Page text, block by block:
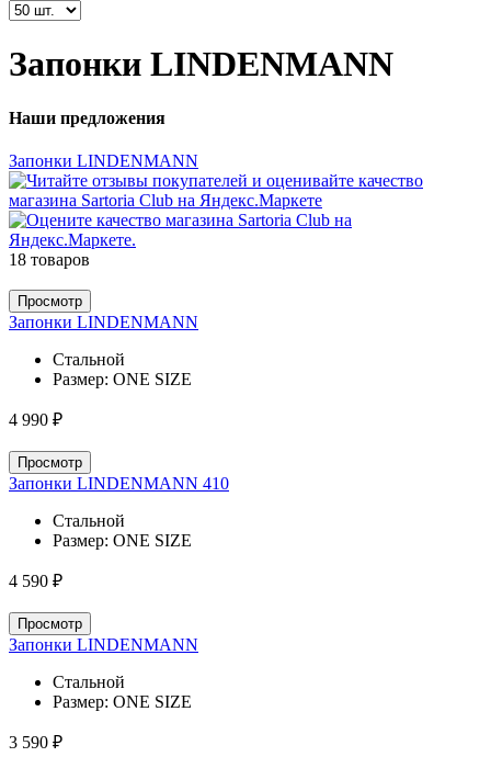
Запонки LINDENMANN
Наши предложения
Запонки LINDENMANN
18 товаров
Просмотр
Запонки LINDENMANN
Стальной
Размер: ONE SIZE
4 990 ₽
Просмотр
Запонки LINDENMANN 410
Стальной
Размер: ONE SIZE
4 590 ₽
Просмотр
Запонки LINDENMANN
Стальной
Размер: ONE SIZE
3 590 ₽